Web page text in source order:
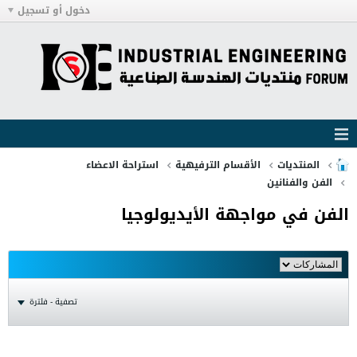
دخول أو تسجيل
المنتديات الأقسام الترفيهية
استراحة الاعضاء
الفن والفنانين
الفن في مواجهة الأيديولوجيا
تصفية - فلترة